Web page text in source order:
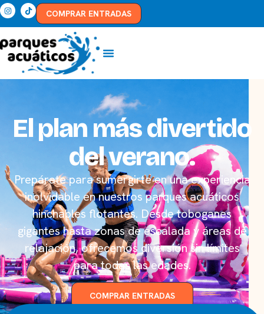
COMPRAR ENTRADAS
El plan más divertido
del verano.
Prepárate para sumergirte en una experiencia
inolvidable en nuestros parques acuáticos
hinchables flotantes. Desde toboganes
gigantes hasta zonas de escalada y áreas de
relajación, ofrecemos diversión sin límites
para todas las edades.
COMPRAR ENTRADAS